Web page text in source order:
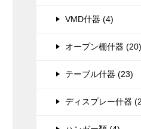
VMD什器 (4)
オープン棚什器 (20)
テーブル什器 (23)
ディスプレー什器